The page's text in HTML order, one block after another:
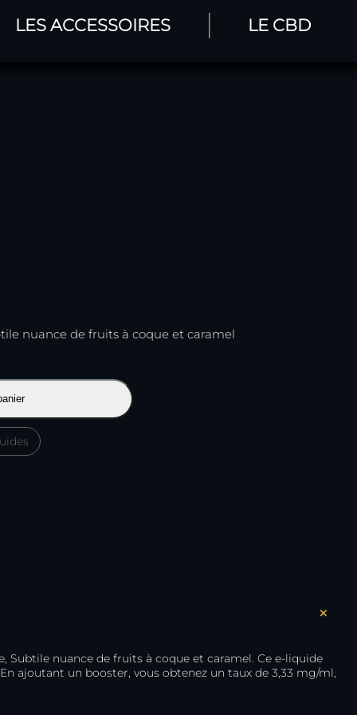
LES ACCESSOIRES LE CBD
nuance de fruits à coque et caramel
+
Subtile nuance de fruits à coque et caramel. Ce e-liquide
ajoutant un booster, vous obtenez un taux de 3,33 mg/ml,